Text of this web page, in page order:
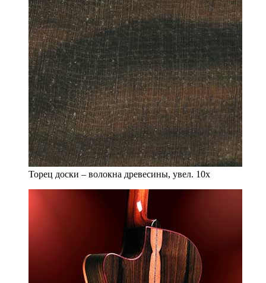
Торец доски – волокна древесины, увел. 10х